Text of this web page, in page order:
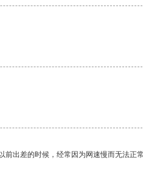
出差的时候，经常因为网速慢而无法正